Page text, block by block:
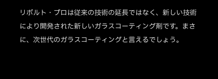
リボルト・プロは従来の技術の延長ではなく、新しい技術
により開発された新しいガラスコーティング剤です。まさ
に、次世代のガラスコーティングと言えるでしょう。